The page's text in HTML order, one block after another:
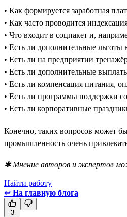
• Как формируется заработная
• Как часто проводится
• Что входит в соцпакет и,
• Есть ли дополнительные льготы
• Есть ли на предприятии
• Есть ли дополнительные
• Есть ли компенсация питания,
• Есть ли программы поддержки
• Есть ли корпоративные
Конечно, таких вопросов может
промышленность очень
✱ Мнение авторов и экспертов
Найти работу
↩ На главную блога
3